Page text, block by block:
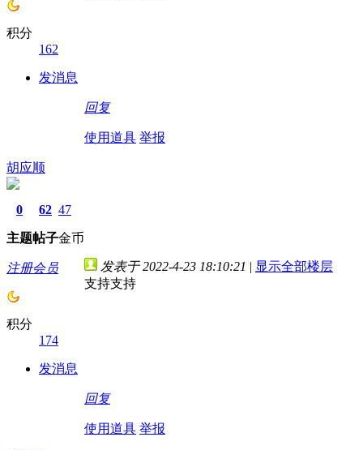
积分
162
发消息
回复
使用道具 举报
胡应顺
0
主题
62
帖子
47
金币
注册会员
积分
174
发消息
发表于 2022-4-23 18:10:21 | 显示全部楼层
支持支持
回复
使用道具 举报